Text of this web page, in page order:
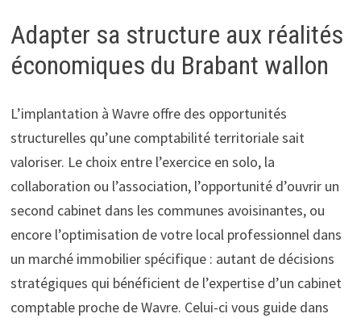
Adapter sa structure aux réalités
économiques du Brabant wallon
L’implantation à Wavre offre des opportunités
structurelles qu’une comptabilité territoriale sait
valoriser. Le choix entre l’exercice en solo, la
collaboration ou l’association, l’opportunité d’ouvrir un
second cabinet dans les communes avoisinantes, ou
encore l’optimisation de votre local professionnel dans
un marché immobilier spécifique : autant de décisions
stratégiques qui bénéficient de l’expertise d’un cabinet
comptable proche de Wavre. Celui-ci vous guide dans